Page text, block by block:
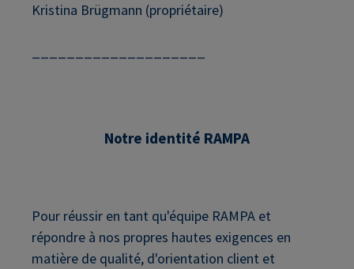
Kristina Brügmann (propriétaire)
Notre identité RAMPA
Pour réussir en tant qu'équipe RAMPA et
répondre à nos propres hautes exigences en
matière de qualité, d'orientation client et